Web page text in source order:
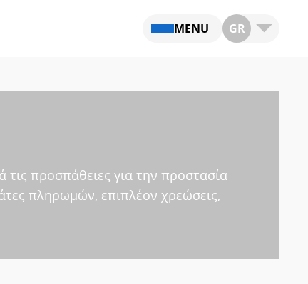
MENU GR
προσπάθειες για την προστασία
πληρωμών, επιπλέον χρεώσεις,